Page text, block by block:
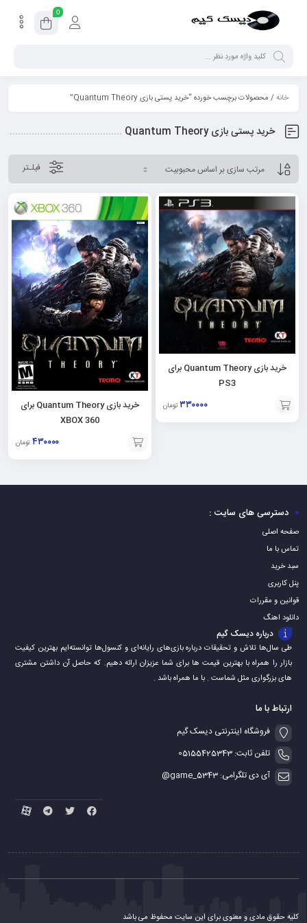
0
خانه/ محصولات برچسب خورده “خرید پستی بازی Quantum Theory”
خرید پستی بازی Quantum Theory
فیلـتر
خرید بازی Quantum Theory برای
PS3
۳۳۰۰۰۰ تومان
افزودن
خرید بازی Quantum Theory برای
XBOX 360
۴۳۰۰۰۰ تومان
افزودن
به
دسترسی های سایت :
صفحه اصلی
تماس با ما
سبد خرید
پنل کاربری
قوانین و مقررات
دانلود اهنگ
درباره دیسک گیم
طی سال‌ها تلاش و تحقیقات درباره بازی‌های رایانه‌ای و کنسول‌ها توانسته‌ایم بهترین کیفیت
بازار را همراه با بهترین قیمت ها برای شما عزیزان ارائه دهیم. که حاصل آن داشتن مشتری
های بزرگواری مثل شماست . با ما همراه باشد .
ارتباط با ما
فروشگاه اینترنتی دیسک گیم
تلفن ثابت: 05155425343
آی دی تلگرامی: game_5343@
کلیه حقوق مادی و معنوی برای این سایت محفوظ می باشد